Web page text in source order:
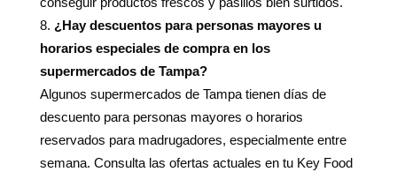
¿Hay descuentos para personas mayores u
horarios especiales de compra en los
supermercados de Tampa?
Algunos supermercados de Tampa tienen días de
descuento para personas mayores o horarios
reservados para madrugadores, especialmente entre
semana. Consulta las ofertas actuales en tu Key Food